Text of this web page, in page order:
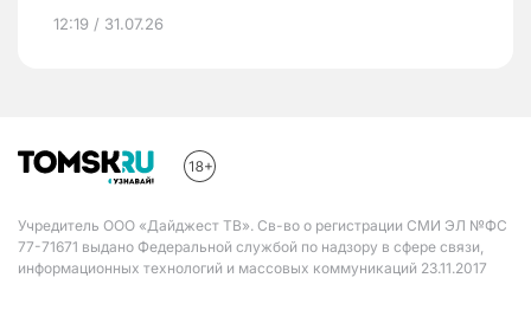
12:19 / 31.07.26
Учредитель ООО «Дайджест ТВ». Св-во о регистрации СМИ ЭЛ №ФС
77-71671 выдано Федеральной службой по надзору в сфере связи,
информационных технологий и массовых коммуникаций 23.11.2017